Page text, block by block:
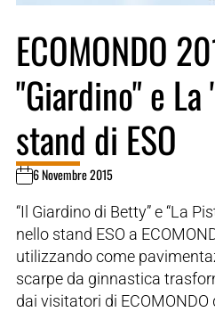
ECOMONDO
"Giardino" e
stand di ESO
6 Novembre 2015
“Il Giardino di Betty” e “La
nello stand ESO a
utilizzando come
scarpe da ginnastica
dai visitatori di